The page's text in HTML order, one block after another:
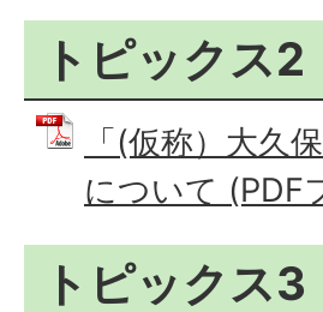
トピックス2
「(仮称）大久
について (PDF
トピックス3